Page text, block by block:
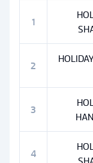
1
2
3
4